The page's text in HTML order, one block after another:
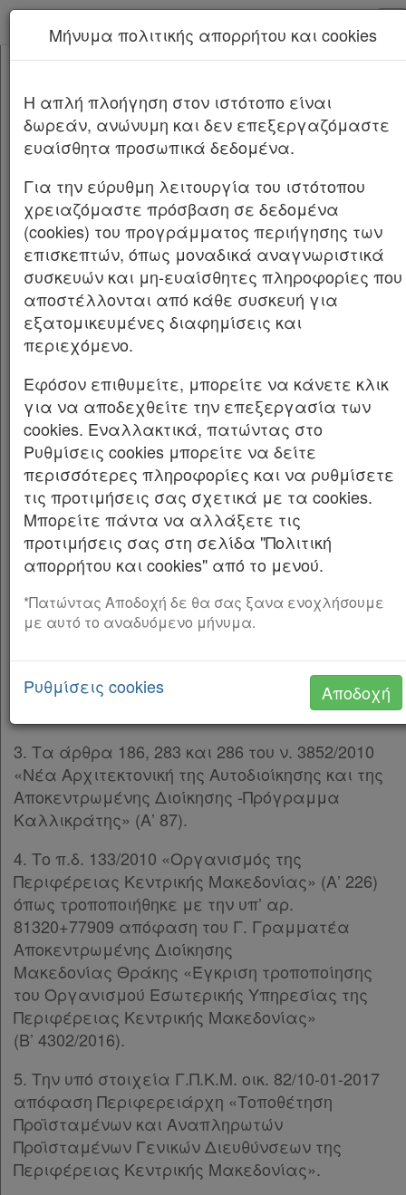
Κεφαλίδα
Σώμα
Υπογραφές
Νέα υπηρεσία Kodiko Assistant.Περισσότερα
980504(2200)/2025/2026
Αριθμ.980504(2200)/2025ΦΕΚ Δ 49/02.02.2026
Επανεπιβολή της ρυμοτομικής
απαλλοτρίωσης σε ακίνητο με ΚΑΕΚ
190446514001 στο Ο.Τ. που περικλείεται από
τις οδούς
Καρανιβάλου Χανδρινού Δορυλαίου
ως «Χώρου παιδικής χαράς» και τμήμα
πεζοδρόμων, σε συμμόρφωση προς την
Πρωτοδικείου Θεσσαλονίκης, σύμφωνα με
τις διατάξεις των άρθρων 88 και 89 του
ν. 4759/2020.
Ο ΑΝΤΙΠΕΡΙΦΕΡΕΙΑΡΧΗΣ ΥΠΟΔΟΜΩΝ ΚΑΙ
ΔΙΚΤΥΩΝ ΚΕΝΤΡΙΚΗΣ ΜΑΚΕΔΟΝΙΑΣ
Έχοντας υπόψη: 1. Τα άρθρα 152, 153, 154, 159,
160 και 243 του π.δ. της 14/27-7-1999 «Κώδικας
Βασικής Πολεοδομικής Νομοθεσίας» (Δ’ 580).
2. Το άρθρο 29 του ν. 2831/2000 (Α’ 140), όπως
ν. 3044/2002 «Μεταφορά Συντελεστή Δόμησης
και ρυθμίσεις άλλων θεμάτων αρμοδιότητας
3. Τα άρθρα 186, 283 και 286 του ν. 3852/2010
«Νέα Αρχιτεκτονική της Αυτοδιοίκησης και της
Αποκεντρωμένης Διοίκησης -Πρόγραμμα
Καλλικράτης» (Α’ 87).
4. Το π.δ. 133/2010 «Οργανισμός της
Περιφέρειας Κεντρικής Μακεδονίας» (Α’ 226)
όπως τροποποιήθηκε με την υπ’ αρ.
81320+77909 απόφαση του Γ. Γραμματέα
Αποκεντρωμένης Διοίκησης
Μακεδονίας Θράκης «Έγκριση τροποποίησης
του Οργανισμού Εσωτερικής Υπηρεσίας της
Περιφέρειας Κεντρικής Μακεδονίας»
(Β’ 4302/2016).
5. Την υπό στοιχεία Γ.Π.Κ.Μ. οικ. 82/10-01-2017
απόφαση Περιφερειάρχη «Τοποθέτηση
Προϊσταμένων και Αναπληρωτών
Προϊσταμένων Γενικών Διευθύνσεων της
Περιφέρειας Κεντρικής Μακεδονίας».
Μήνυμα πολιτικής απορρήτου και cookies
H απλή πλοήγηση στον ιστότοπο είναι
δωρεάν, ανώνυμη και δεν επεξεργαζόμαστε
ευαίσθητα προσωπικά δεδομένα.
Για την εύρυθμη λειτουργία του ιστότοπου
χρειαζόμαστε πρόσβαση σε δεδομένα
(cookies) του προγράμματος περιήγησης των
επισκεπτών, όπως μοναδικά αναγνωριστικά
συσκευών και μη-ευαίσθητες πληροφορίες που
αποστέλλονται από κάθε συσκευή για
εξατομικευμένες διαφημίσεις και
περιεχόμενο.
Εφόσον επιθυμείτε, μπορείτε να κάνετε κλικ
για να αποδεχθείτε την επεξεργασία των
cookies. Εναλλακτικά, πατώντας στο
Ρυθμίσεις cookies μπορείτε να δείτε
περισσότερες πληροφορίες και να ρυθμίσετε
τις προτιμήσεις σας σχετικά με τα cookies.
Μπορείτε πάντα να αλλάξετε τις
προτιμήσεις σας στη σελίδα "Πολιτική
απορρήτου και cookies" από το μενού.
*Πατώντας Αποδοχή δε θα σας ξανα ενοχλήσουμε
με αυτό το αναδυόμενο μήνυμα.
Ρυθμίσεις cookies Αποδοχή